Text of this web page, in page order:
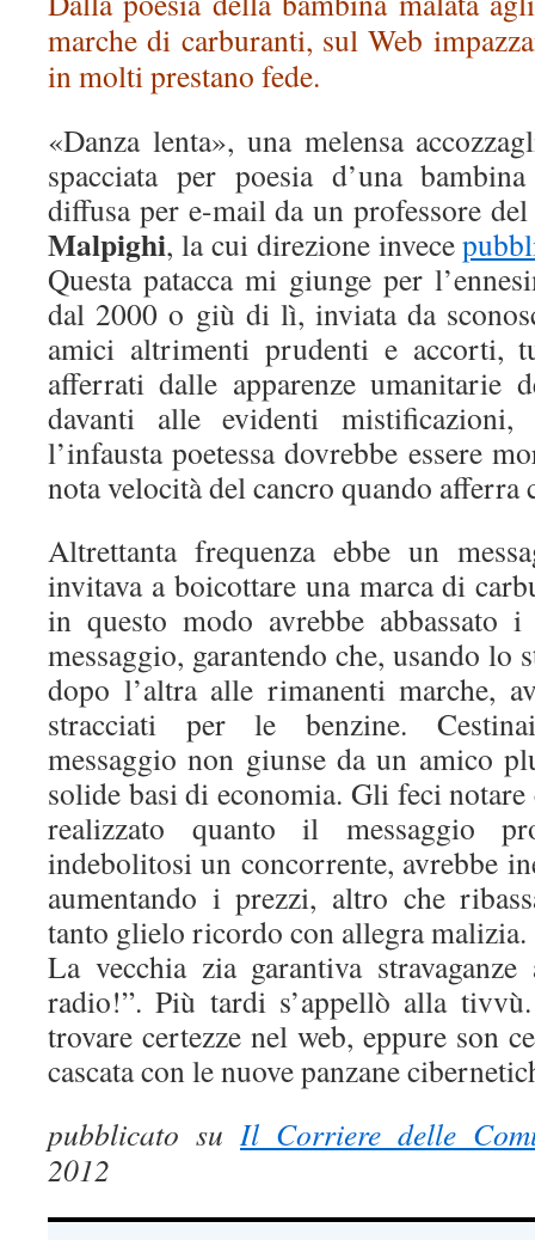
marche di carburanti, sul Web
in molti prestano fede.
«Danza lenta», una melensa
spacciata per poesia d’una
diffusa per e-mail da un professore
Malpighi, la cui direzione invece
Questa patacca mi giunge per
dal 2000 o giù di lì, inviata da
amici altrimenti prudenti e accorti,
afferrati dalle apparenze umanitarie
davanti alle evidenti
l’infausta poetessa dovrebbe essere
nota velocità del cancro quando afferra
Altrettanta frequenza ebbe un
invitava a boicottare una marca di
in questo modo avrebbe abbassato
messaggio, garantendo che, usando lo
dopo l’altra alle rimanenti marche,
stracciati per le benzine.
messaggio non giunse da un amico
solide basi di economia. Gli feci notare
realizzato quanto il messaggio
indebolitosi un concorrente, avrebbe
aumentando i prezzi, altro che
tanto glielo ricordo con allegra malizia.
La vecchia zia garantiva
radio!”. Più tardi s’appellò alla
trovare certezze nel web, eppure son
cascata con le nuove panzane
pubblicato suIl Corriere delle
2012